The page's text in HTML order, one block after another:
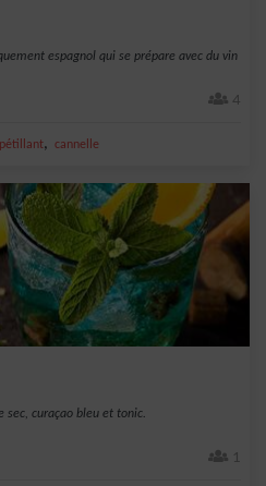
espagnol qui se prépare avec du vin
4
, cannelle
sec, curaçao bleu et tonic.
1